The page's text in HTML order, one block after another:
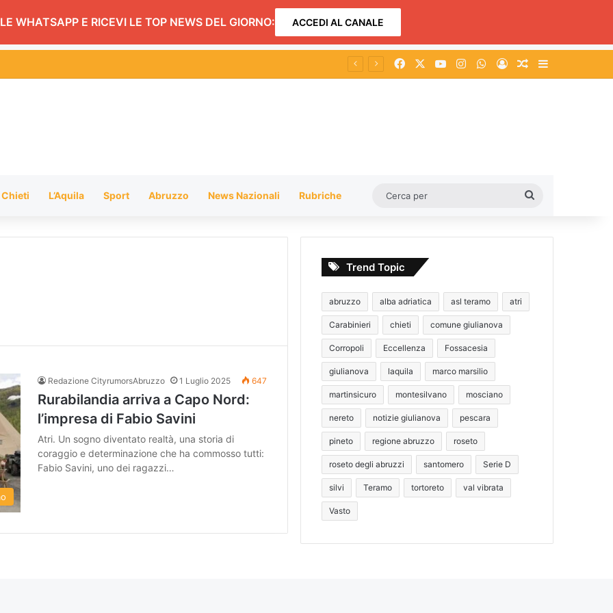
WHATSAPP E RICEVI LE TOP NEWS DEL GIORNO: ACCEDI AL CANALE
Facebook You TubeInstagramWhatsApp
AccediUn articolo a
Chieti L’Aquila Sport Abruzzo News Nazionali Rubriche
Redazione CityrumorsAbruzzo 1 Luglio 2025 647
Rurabilandia arriva a Capo Nord:
l’impresa di Fabio Savini
Atri. Un sogno diventato realtà, una storia di
coraggio e determinazione che ha commosso tutti:
Fabio Savini, uno dei ragazzi…
Trend Topic
abruzzo alba adriatica asl teramo atri
Carabinieri chieti comune giulianova
Corropoli Eccellenza Fossacesia
giulianova laquila marco marsilio
martinsicuro montesilvano mosciano
nereto notizie giulianova pescara
pineto regione abruzzo roseto
roseto degli abruzzi santomero Serie D
silvi Teramo tortoreto val vibrata
Vasto